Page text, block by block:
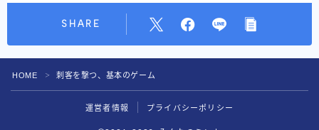
SHARE
HOME ＞ 刺客を撃つ、基本のゲーム
運営者情報 プライバシーポリシー